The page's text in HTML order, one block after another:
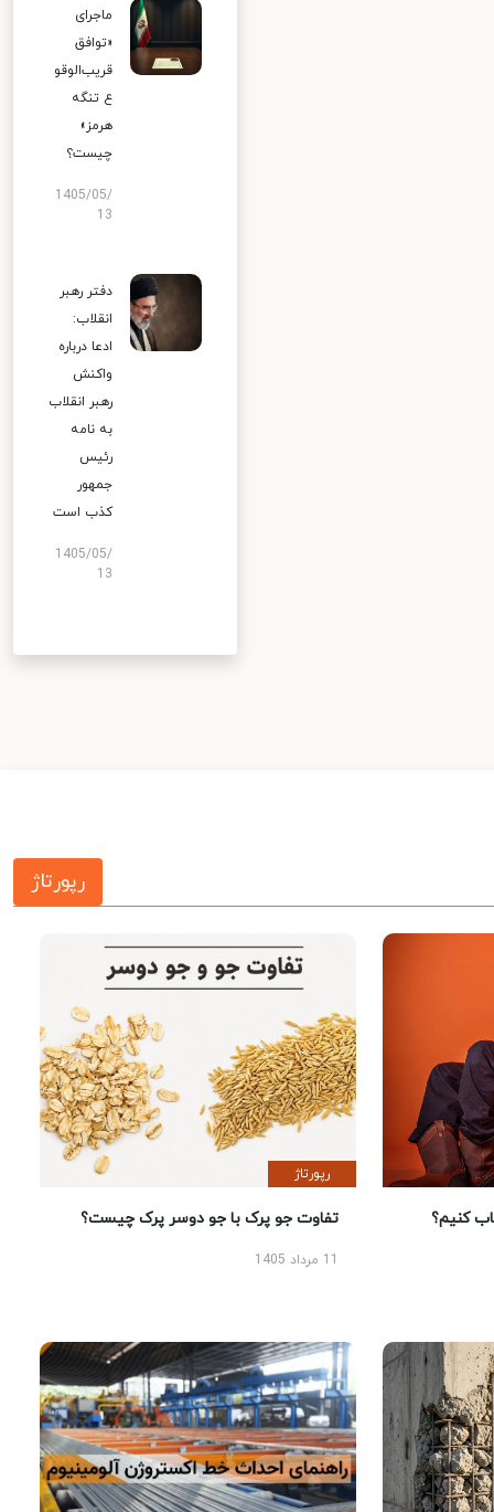
ماجرای
«توافق
قریب‌الوقو
ع تنگه
هرمز»
چیست؟
1405/05/
13
دفتر رهبر
انقلاب:
ادعا درباره
واکنش
رهبر انقلاب
به نامه
رئیس
جمهور
کذب است
1405/05/
13
رپورتاژ
کنیم؟
رپورتاژ
تفاوت جو پرک با جو دوسر پرک چیست؟